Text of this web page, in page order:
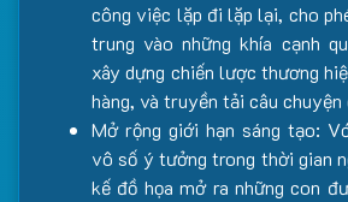
công việc lặp đi lặp lại, cho
trung vào những khía cạnh
xây dựng chiến lược thương
hàng, và truyền tải câu
Mở rộng giới hạn sáng tạo:
vô số ý tưởng trong thời gian
kế đồ họa mở ra những con